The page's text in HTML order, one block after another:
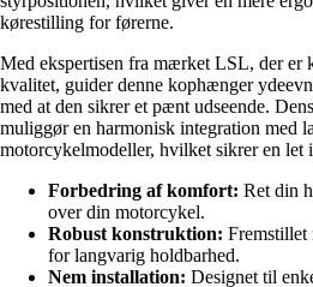
kørestilling for førerne.
Med ekspertisen fra mærket LSL, der er
kvalitet, guider denne kophænger
med at den sikrer et pænt udseende.
muliggør en harmonisk integration med
motorcykelmodeller, hvilket sikrer en let
Forbedring af komfort: Ret din
over din motorcykel.
Robust konstruktion: Fremstillet
for langvarig holdbarhed.
Nem installation: Designet til